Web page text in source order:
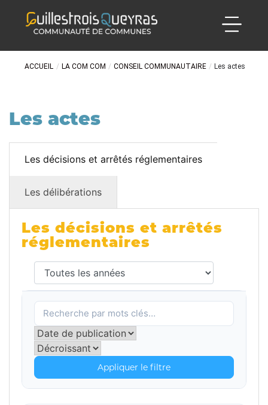
ACCUEIL / LA COM COM / CONSEIL COMMUNAUTAIRE / Les actes
Les actes
Les décisions et arrêtés réglementaires
Les délibérations
Les décisions et arrêtés
réglementaires
Appliquer le filtre